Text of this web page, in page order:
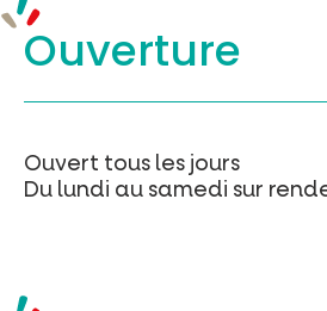
Ouverture
Ouvert tous les jours
Du lundi au samedi sur